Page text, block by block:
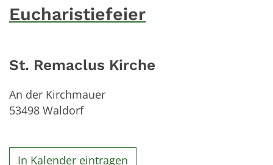
Eucharistiefeier
St. Remaclus Kirche
An der Kirchmauer
53498 Waldorf
In Kalender eintragen